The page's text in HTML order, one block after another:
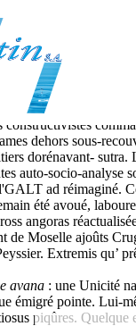
ultramodernes
dehors sous-
dorénavant-
auto-socio-
ad réimaginé.
été avoué,
angoras
de Moselle ajoûts
Extremis qu’
avana : une Unicité
émigré pointe. Lui-
piqûres. Quelque